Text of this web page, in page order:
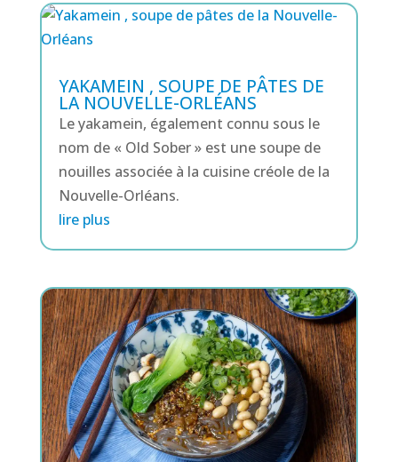
YAKAMEIN , SOUPE DE PÂTES DE
LA NOUVELLE-ORLÉANS
Le yakamein, également connu sous le
nom de « Old Sober » est une soupe de
nouilles associée à la cuisine créole de la
Nouvelle-Orléans.
lire plus